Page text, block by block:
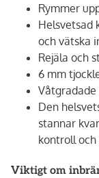
Rymmer
Helsvetsad
och vätska
Rejäla och
6 mm
Den
stannar
kontroll
Viktigt om